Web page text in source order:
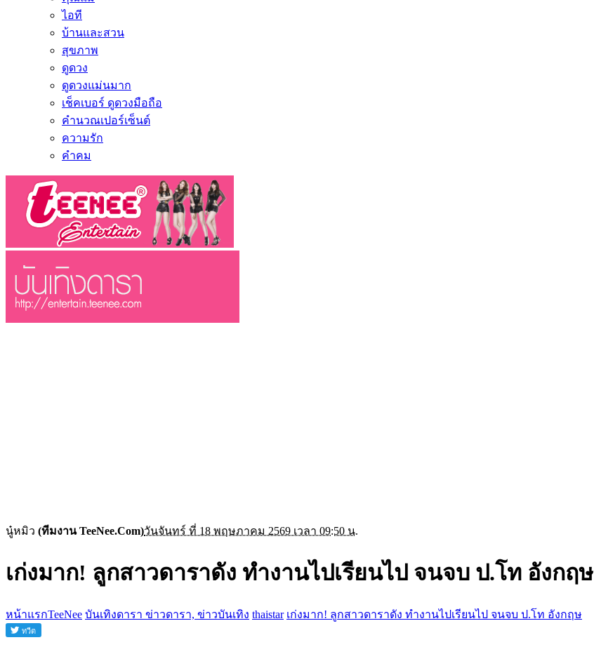
ไอที
บ้านและสวน
สุขภาพ
ดูดวง
ดูดวงแม่นมาก
เช็คเบอร์ ดูดวงมือถือ
คำนวณเปอร์เซ็นต์
ความรัก
คำคม
นู๋หมิว (ทีมงาน TeeNee.Com)วันจันทร์ ที่ 18 พฤษภาคม 2569 เวลา 09:50 น.
เก่งมาก! ลูกสาวดาราดัง ทำงานไปเรียนไป จนจบ ป.โท อังกฤษ
หน้าแรกTeeNee บันเทิงดารา ข่าวดารา, ข่าวบันเทิง thaistar เก่งมาก! ลูกสาวดาราดัง ทำงานไปเรียนไป จนจบ ป.โท อังกฤษ